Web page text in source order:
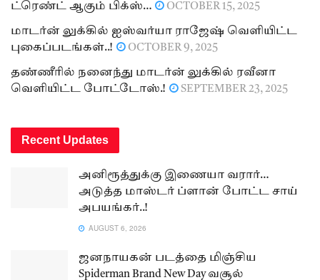
ட்ரெண்ட் ஆகும் பிக்ஸ்…
OCTOBER 15, 2025
மாடர்ன் லுக்கில் ஐஸ்வர்யா ராஜேஷ் வெளியிட்ட
புகைப்படங்கள்..!
OCTOBER 9, 2025
தண்ணீரில் நனைந்து மாடர்ன் லுக்கில் ரவீனா
வெளியிட்ட போட்டோஸ்.!
SEPTEMBER 23, 2025
Recent Updates
அனிரூத்துக்கு இணையா வரார்…
அடுத்த மாஸ்டர் ப்ளான் போட்ட சாய்
அபயங்கர்..!
AUGUST 6, 2026
ஜனநாயகன் படத்தை மிஞ்சிய
Spiderman Brand New Day வசூல்